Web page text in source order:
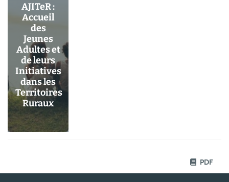
AJITeR :
Accueil
des
Jeunes
Adultes et
de leurs
Initiatives
dans les
Territoires
Ruraux
PDF